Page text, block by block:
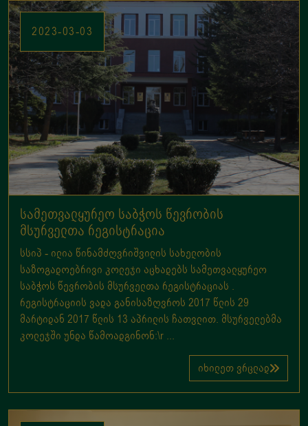
სამეთვალყურეო საბჭოს წევრობის
მსურველთა რეგისტრაცია
სსიპ - ილია წინამძღვრიშვილის სახელობის
საზოგადოებრივი კოლეჯი აცხადებს სამეთვალყურეო
საბჭოს წევრობის მსურველთა რეგისტრაციას .
რეგისტრაციის ვადა განისაზღვროს 2017 წლის 29
მარტიდან 2017 წლის 13 აპრილის ჩათვლით. მსურველებმა
კოლეჯში უნდა წამოადგინონ:\r ...
იხილეთ ვრცლად